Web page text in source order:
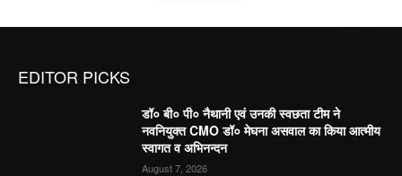
EDITOR PICKS
डॉ० बी० पी० नैथानी एवं उनकी स्वछता टीम ने
नवनियुक्त CMO डॉ० मेघना असवाल का किया आत्मीय
स्वागत व अभिनन्दन
August 7, 2026